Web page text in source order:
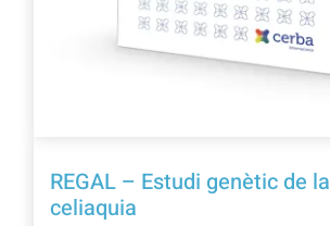
REGAL – Estudi genètic de la
celiaquia